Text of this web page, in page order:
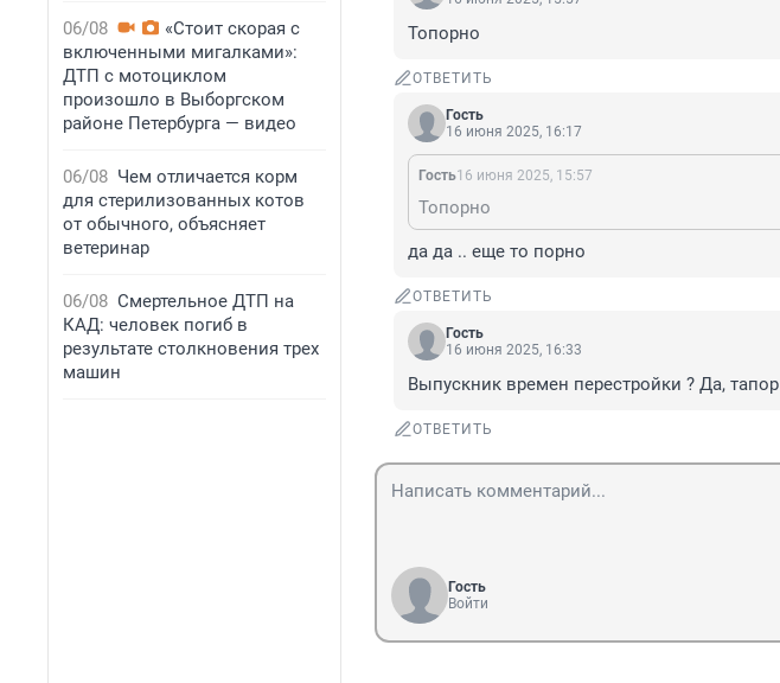
06/08
«Стоит скорая с
включенными мигалками»:
ДТП с мотоциклом
произошло в Выборгском
районе Петербурга — видео
06/08 Чем отличается корм
для стерилизованных котов
от обычного, объясняет
ветеринар
06/08 Смертельное ДТП на
КАД: человек погиб в
результате столкновения трех
машин
Топорно
ОТВЕТИТЬ
Гость
16 июня 2025, 16:17
Гость16 июня 2025, 15:57
Топорно
да да .. еще то порно
ОТВЕТИТЬ
Гость
16 июня 2025, 16:33
Выпускник времен перестройки ? Да, тапор
ОТВЕТИТЬ
Гость
Войти